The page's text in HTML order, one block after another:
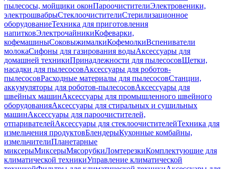
пылесосы, мойщики оконПароочистителиЭлектровеники,
электрошвабрыСтеклоочистителиСтерилизационное
оборудованиеТехника для приготовления
напитковЭлектрочайникиКофеварки,
кофемашиныСоковыжималкиКофемолкиВспениватели
молокаСифоны для газирования водыАксессуары для
домашней техникиПринадлежности для пылесосовЩетки,
насадки для пылесосовАксессуары для роботов-
пылесосовРасходные материалы для пылесосовСтанции,
аккумуляторы для роботов-пылесосовАксессуары для
швейных машинАксессуары для промышленного швейного
оборудованияАксессуары для стиральных и сушильных
машинАксессуары для пароочистителей,
отпаривателейАксессуары для стеклоочистителейТехника для
измельчения продуктовБлендерыКухонные комбайны,
измельчителиПланетарные
миксерыМиксерыМясорубкиЛомтерезкиКомплектующие для
климатической техникиУправление климатической